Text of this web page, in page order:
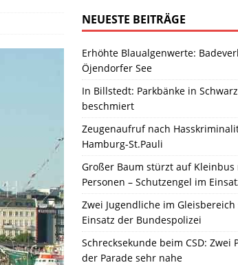
NEUESTE BEITRÄGE
Erhöhte Blaualgenwerte:
Öjendorfer See
In Billstedt: Parkbänke in
beschmiert
Zeugenaufruf nach
Hamburg-St.Pauli
Großer Baum stürzt auf Kleinbus
Personen – Schutzengel im
Zwei Jugendliche im
Einsatz der Bundespolizei
Schrecksekunde beim CSD: Zwei
der Parade sehr nahe